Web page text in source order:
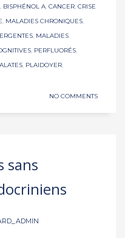
, BISPHÉNOL A, CANCER, CRISE
, MALADIES CHRONIQUES,
, MALADIES
, PERFLUORÉS,
, PLAIDOYER,
NO COMMENTS
sans